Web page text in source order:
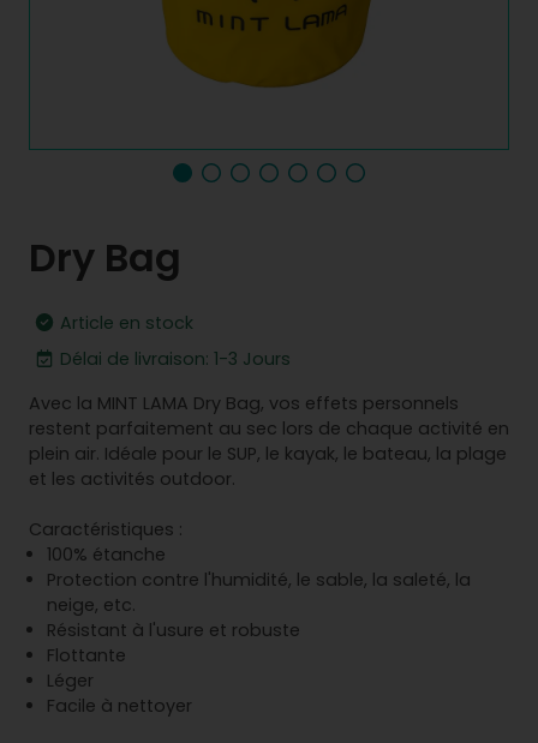
Dry Bag
Article en stock
Délai de livraison: 1-3 Jours
Avec la MINT LAMA Dry Bag, vos effets personnels
restent parfaitement au sec lors de chaque activité en
plein air. Idéale pour le SUP, le kayak, le bateau, la plage
et les activités outdoor.
Caractéristiques :
100% étanche
Protection contre l'humidité, le sable, la saleté, la
neige, etc.
Résistant à l'usure et robuste
Flottante
Léger
Facile à nettoyer